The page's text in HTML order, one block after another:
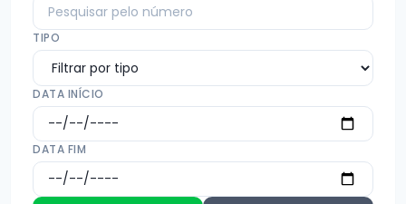
TIPO
DATA INÍCIO
DATA FIM